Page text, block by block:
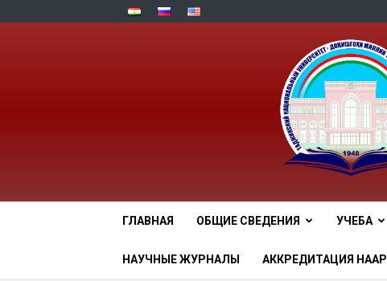
ГЛАВНАЯ ОБЩИЕ СВЕДЕНИЯ УЧЕБА
НАУЧНЫЕ ЖУРНАЛЫ АККРЕДИТАЦИЯ НААР